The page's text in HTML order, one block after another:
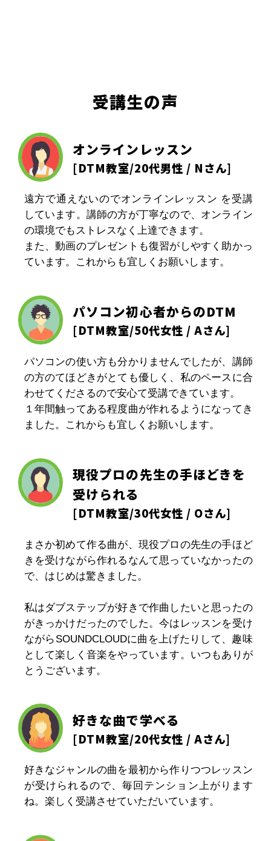
受講生の声
オンラインレッスン
[DTM教室/20代男性 / Nさん]
遠方で通えないのでオンラインレッスン を受講
しています。講師の方が丁寧なので、オンライン
の環境でもストレスなく上達できます。
また、動画のプレゼントも復習がしやすく助かっ
ています。これからも宜しくお願いします。
パソコン初心者からのDTM
[DTM教室/50代女性 / Aさん]
パソコンの使い方も分かりませんでしたが、講師
の方のてほどきがとても優しく、私のペースに合
わせてくださるので安心て受講できています。
１年間触ってある程度曲が作れるようになってき
ました。これからも宜しくお願いします。
現役プロの先生の手ほどきを
受けられる
[DTM教室/30代女性 / Oさん]
まさか初めて作る曲が、現役プロの先生の手ほど
きを受けながら作れるなんて思っていなかったの
で、はじめは驚きました。
私はダブステップが好きで作曲したいと思ったの
がきっかけだったのでした。今はレッスンを受け
ながらSOUNDCLOUDに曲を上げたりして、趣味
として楽しく音楽をやっています。いつもありが
とうございます。
好きな曲で学べる
[DTM教室/20代女性 / Aさん]
好きなジャンルの曲を最初から作りつつレッスン
が受けられるので、毎回テンション上がります
ね。楽しく受講させていただいています。